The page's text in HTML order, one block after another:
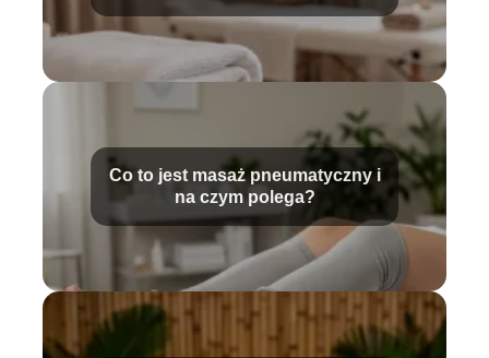
Co to jest masaż pneumatyczny i
na czym polega?